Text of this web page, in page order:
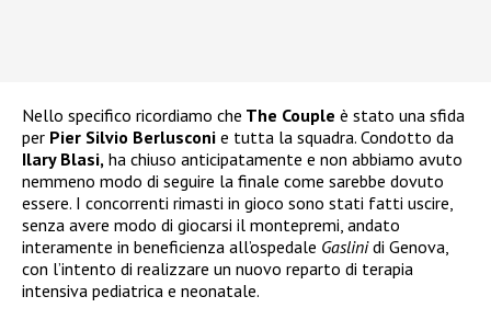
Nello specifico ricordiamo che The Couple è stato una sfida
per Pier Silvio Berlusconi e tutta la squadra. Condotto da
Ilary Blasi, ha chiuso anticipatamente e non abbiamo avuto
nemmeno modo di seguire la finale come sarebbe dovuto
essere. I concorrenti rimasti in gioco sono stati fatti uscire,
senza avere modo di giocarsi il montepremi, andato
interamente in beneficienza all’ospedale Gaslinidi Genova,
con l’intento di realizzare un nuovo reparto di terapia
intensiva pediatrica e neonatale.